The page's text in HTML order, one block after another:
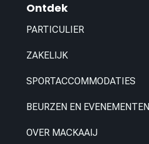
Ontdek
PARTICULIER
ZAKELIJK
SPORTACCOMMODATIES
BEURZEN EN EVENEMENTEN
OVER MACKAAIJ